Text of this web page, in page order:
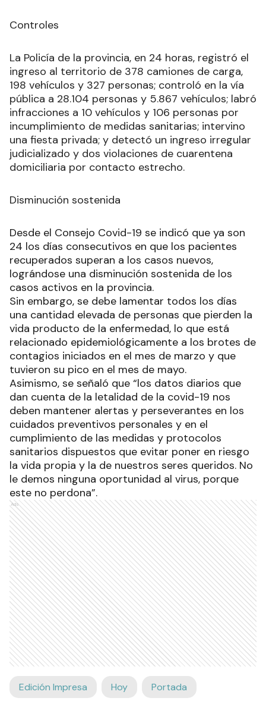
Controles
La Policía de la provincia, en 24 horas, registró el
ingreso al territorio de 378 camiones de carga,
198 vehículos y 327 personas; controló en la vía
pública a 28.104 personas y 5.867 vehículos; labró
infracciones a 10 vehículos y 106 personas por
incumplimiento de medidas sanitarias; intervino
una fiesta privada; y detectó un ingreso irregular
judicializado y dos violaciones de cuarentena
domiciliaria por contacto estrecho.
Disminución sostenida
Desde el Consejo Covid-19 se indicó que ya son
24 los días consecutivos en que los pacientes
recuperados superan a los casos nuevos,
lográndose una disminución sostenida de los
casos activos en la provincia.
Sin embargo, se debe lamentar todos los días
una cantidad elevada de personas que pierden la
vida producto de la enfermedad, lo que está
relacionado epidemiológicamente a los brotes de
contagios iniciados en el mes de marzo y que
tuvieron su pico en el mes de mayo.
Asimismo, se señaló que “los datos diarios que
dan cuenta de la letalidad de la covid-19 nos
deben mantener alertas y perseverantes en los
cuidados preventivos personales y en el
cumplimiento de las medidas y protocolos
sanitarios dispuestos que evitar poner en riesgo
la vida propia y la de nuestros seres queridos. No
le demos ninguna oportunidad al virus, porque
este no perdona”.
Ads
Edición Impresa Hoy Portada